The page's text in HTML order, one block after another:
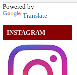
Powered by
Translate
INSTAGRAM